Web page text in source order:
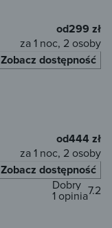
od299 zł
za 1 noc, 2 osoby
Zobacz dostępność
od444 zł
za 1 noc, 2 osoby
Zobacz dostępność
7.2
Dobry
1 opinia